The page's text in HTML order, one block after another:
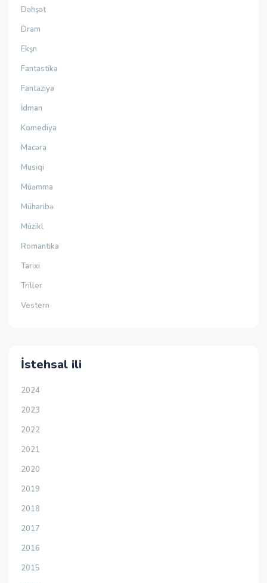
Dəhşət
Dram
Ekşn
Fantastika
Fantaziya
İdman
Komediya
Macəra
Musiqi
Müəmma
Müharibə
Müzikl
Romantika
Tarixi
Triller
Vestern
İstehsal ili
2024
2023
2022
2021
2020
2019
2018
2017
2016
2015